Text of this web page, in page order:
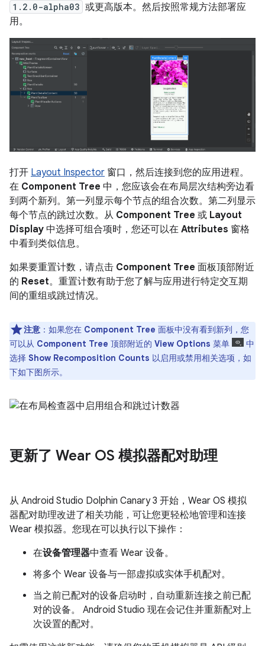
1.2.0-alpha03 或更高版本。然后按照常规方法部署应
用。
打开 Layout Inspector 窗口，然后连接到您的应用进程。
在 Component Tree 中，您应该会在布局层次结构旁边看
到两个新列。第一列显示每个节点的组合次数。第二列显示
每个节点的跳过次数。从 Component Tree 或 Layout
Display 中选择可组合项时，您还可以在 Attributes 窗格
中看到类似信息。
如果要重置计数，请点击 Component Tree 面板顶部附近
的 Reset。重置计数有助于您了解与应用进行特定交互期
间的重组或跳过情况。
注意 ：如果您在 Component Tree 面板中没有看到新列，您
可以从 Component Tree 顶部附近的 View Options 菜单
中
选择 Show Recomposition Counts 以启用或禁用相关选项，如
下如下图所示。
更新了 Wear OS 模拟器配对助理
从 Android Studio Dolphin Canary 3 开始，Wear OS 模拟
器配对助理改进了相关功能，可让您更轻松地管理和连接
Wear 模拟器。您现在可以执行以下操作：
在设备管理器中查看 Wear 设备。
将多个 Wear 设备与一部虚拟或实体手机配对。
当之前已配对的设备启动时，自动重新连接之前已配
对的设备。 Android Studio 现在会记住并重新配对上
次设置的配对。